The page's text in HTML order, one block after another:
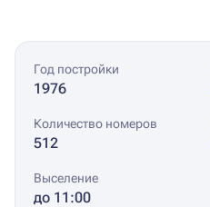
Год постройки
1976
Количество номеров
512
Выселение
до 11:00